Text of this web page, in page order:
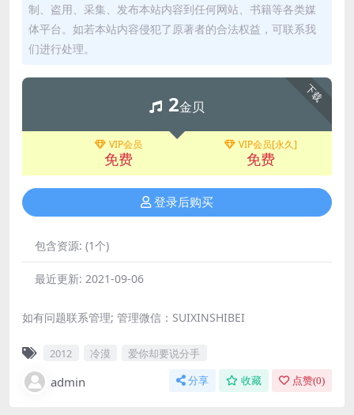
制、盗用、采集、发布本站内容到任何网站、书籍等各类媒
体平台。如若本站内容侵犯了原著者的合法权益，可联系我
们进行处理。
下载
2金贝
VIP会员
免费
VIP会员[永久]
免费
登录后购买
包含资源: (1个)
最近更新: 2021-09-06
如有问题联系管理; 管理微信：SUIXINSHIBEI
2012 冷漠 爱你却要说分手
admin 分享 收藏 点赞(0)